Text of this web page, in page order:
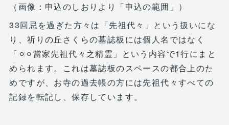
（画像：申込のしおりより「申込の範囲」）
33回忌を過ぎた方々は「先祖代々」という扱いにな
り、祈りの丘さくらの墓誌板には個人名ではなく
「⚪︎⚪︎當家先祖代々之精霊」という内容で1行にまと
められます。これは墓誌板のスペースの都合上のた
めですが、お寺の過去帳の方には先祖代々すべての
記録を転記し、保存しています。